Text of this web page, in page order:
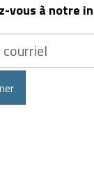
vous à notre